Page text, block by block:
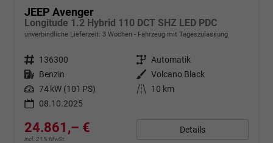
JEEP Avenger
Longitude 1.2 Hybrid 110 DCT SHZ LED PDC
unverbindliche Lieferzeit: 3 Wochen Fahrzeug mit Tageszulassung
Fahrzeugnr. 136300 Getriebe Automatik
Kraftstoff Benzin Außenfarbe Volcano Black
Leistung 74 kW (101 PS) Kilometerstand
10 km
08.10.2025
24.861,– €
incl. 21% MwSt.
Details